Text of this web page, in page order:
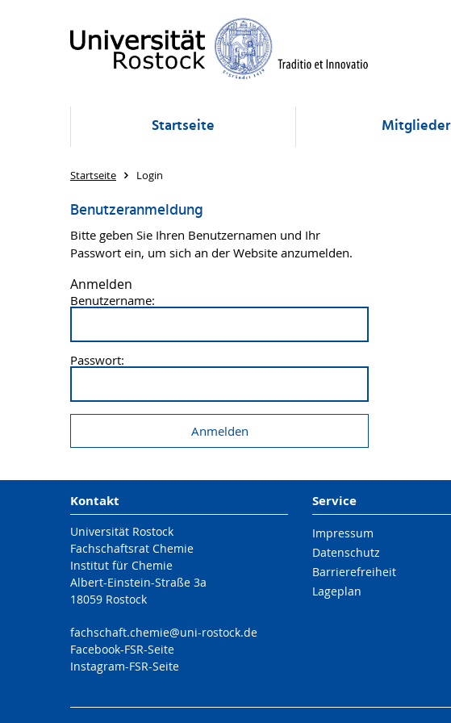
Startseite Mitglieder
Startseite Login
Benutzeranmeldung
Bitte geben Sie Ihren Benutzernamen und Ihr
Passwort ein, um sich an der Website anzumelden.
Anmelden
Benutzername:
Passwort:
Kontakt
Universität Rostock
Fachschaftsrat Chemie
Institut für Chemie
Albert-Einstein-Straße 3a
18059 Rostock
fachschaft.chemie@uni-rostock.de
Facebook-FSR-Seite
Instagram-FSR-Seite
Service
Impressum
Datenschutz
Barrierefreiheit
Lageplan